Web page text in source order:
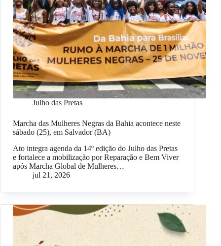
Julho das Pretas
Marcha das Mulheres Negras da Bahia acontece neste
sábado (25), em Salvador (BA)
Ato integra agenda da 14º edição do Julho das Pretas
e fortalece a mobilização por Reparação e Bem Viver
após Marcha Global de Mulheres…
jul 21, 2026